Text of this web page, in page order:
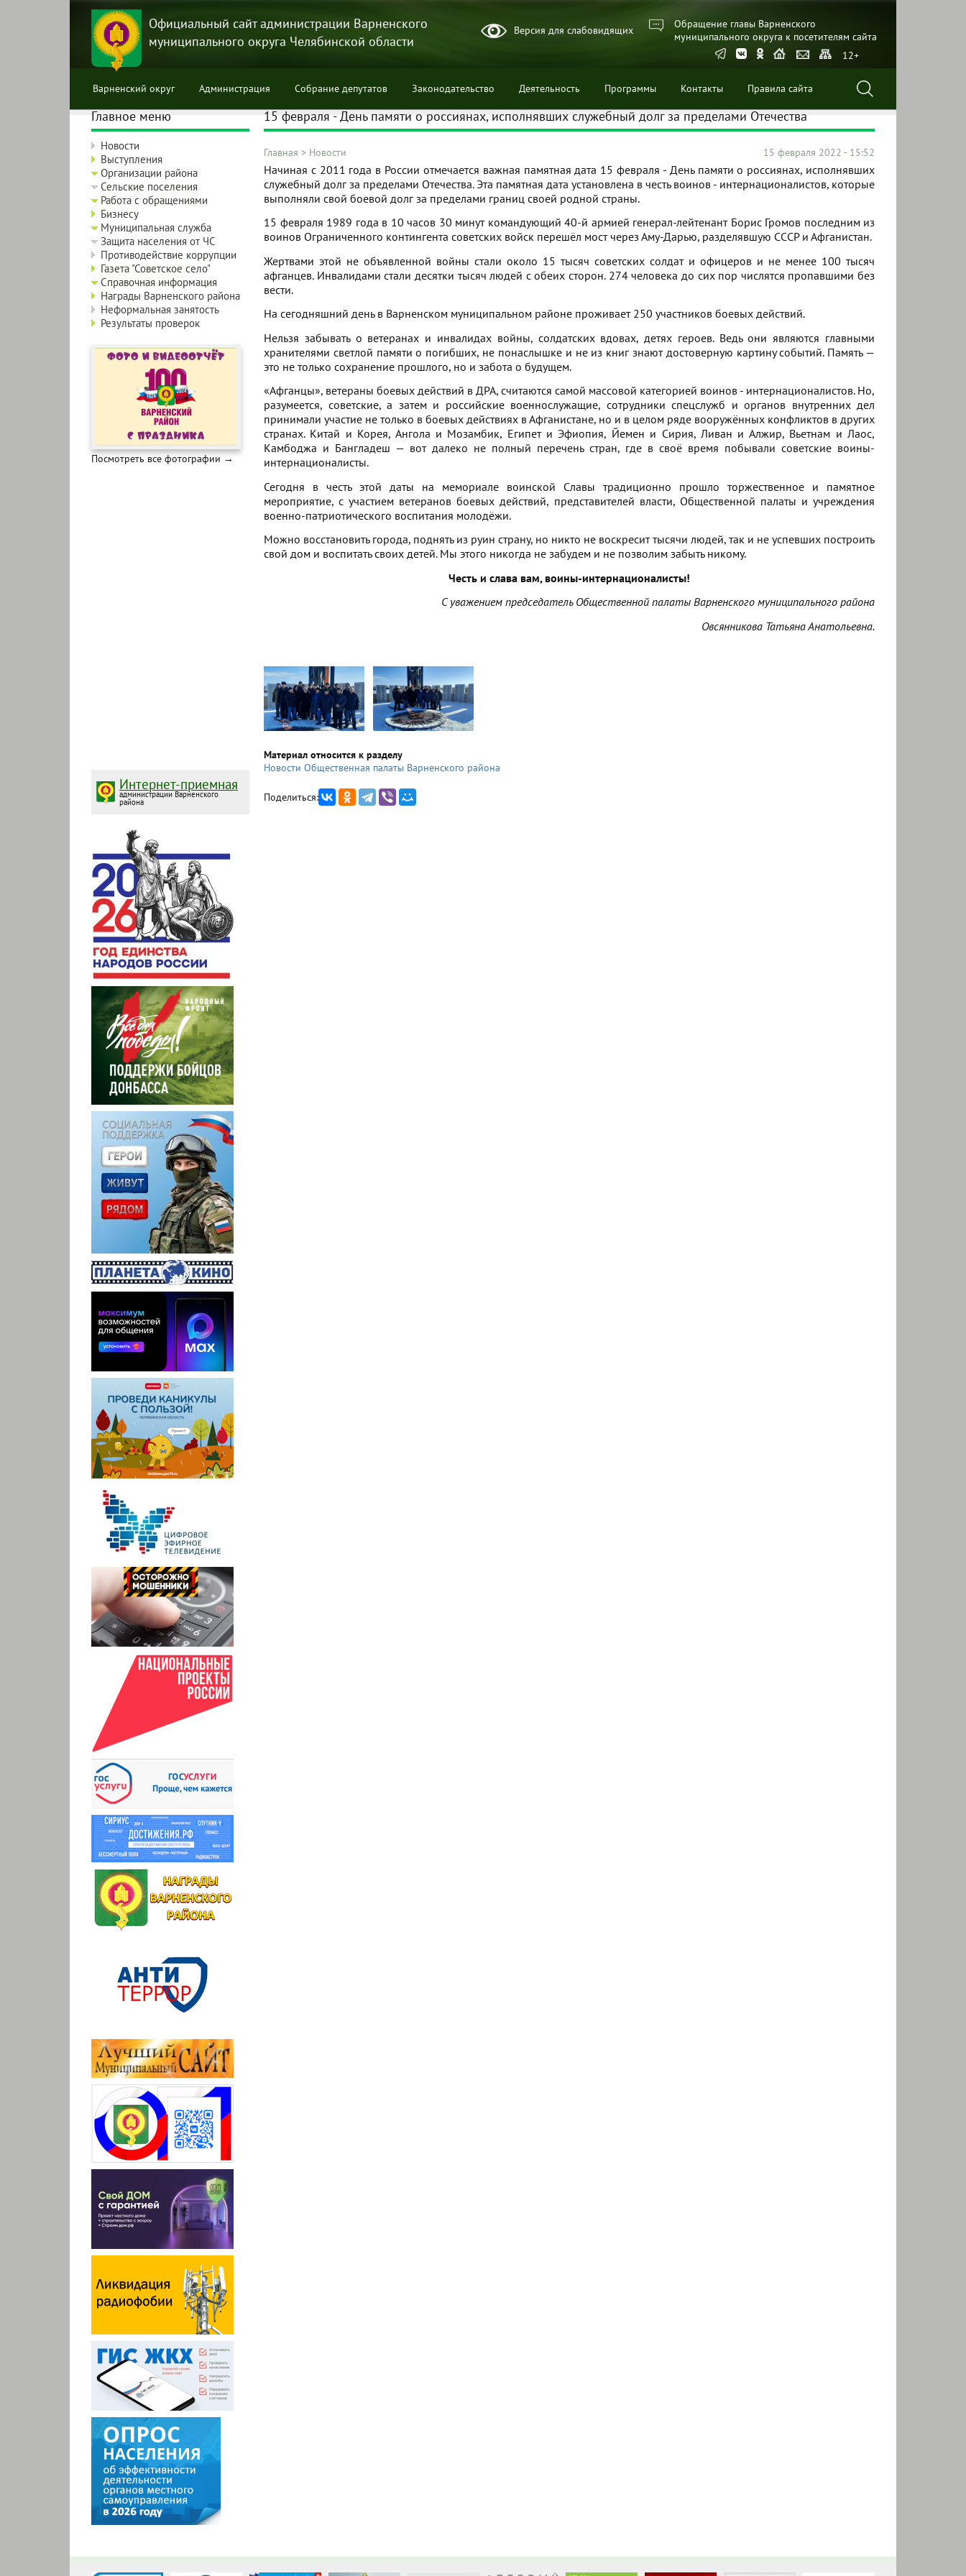
Официальный сайт администрации Варненского
муниципального округа Челябинской области
Версия для слабовидящих
Обращение главы Варненского
муниципального округа к посетителям сайта
12+
Варненский округ Администрация Собрание депутатов Законодательство Деятельность Программы Контакты Правила сайта
15 февраля - День памяти о россиянах, исполнявших служебный долг за пределами Отечества
Строка
навигации
Главная > Новости 15 февраля 2022 - 15:52
Начиная с 2011 года в России отмечается важная памятная дата 15 февраля - День памяти о россиянах, исполнявших
служебный долг за пределами Отечества. Эта памятная дата установлена в честь воинов - интернационалистов, которые
выполняли свой боевой долг за пределами границ своей родной страны.
15 февраля 1989 года в 10 часов 30 минут командующий 40-й армией генерал-лейтенант Борис Громов последним из
воинов Ограниченного контингента советских войск перешёл мост через Аму-Дарью, разделявшую СССР и Афганистан.
Жертвами этой не объявленной войны стали около 15 тысяч советских солдат и офицеров и не менее 100 тысяч
афганцев. Инвалидами стали десятки тысяч людей с обеих сторон. 274 человека до сих пор числятся пропавшими без
вести.
На сегодняшний день в Варненском муниципальном районе проживает 250 участников боевых действий.
Нельзя забывать о ветеранах и инвалидах войны, солдатских вдовах, детях героев. Ведь они являются главными
хранителями светлой памяти о погибших, не понаслышке и не из книг знают достоверную картину событий. Память —
это не только сохранение прошлого, но и забота о будущем.
«Афганцы», ветераны боевых действий в ДРА, считаются самой массовой категорией воинов - интернационалистов. Но,
разумеется, советские, а затем и российские военнослужащие, сотрудники спецслужб и органов внутренних дел
принимали участие не только в боевых действиях в Афганистане, но и в целом ряде вооружённых конфликтов в других
странах. Китай и Корея, Ангола и Мозамбик, Египет и Эфиопия, Йемен и Сирия, Ливан и Алжир, Вьетнам и Лаос,
Камбоджа и Бангладеш — вот далеко не полный перечень стран, где в своё время побывали советские воины-
интернационалисты.
Сегодня в честь этой даты на мемориале воинской Славы традиционно прошло торжественное и памятное
мероприятие, с участием ветеранов боевых действий, представителей власти, Общественной палаты и учреждения
военно-патриотического воспитания молодёжи.
Можно восстановить города, поднять из руин страну, но никто не воскресит тысячи людей, так и не успевших построить
свой дом и воспитать своих детей. Мы этого никогда не забудем и не позволим забыть никому.
Честь и слава вам, воины-интернационалисты!
С уважением председатель Общественной палаты Варненского муниципального района
Овсянникова Татьяна Анатольевна.
Материал относится к разделу
Новости Общественная палаты Варненского района
Поделиться:
Главное меню
Новости
Выступления
Организации района
Сельские поселения
Работа с обращениями
Бизнесу
Муниципальная служба
Защита населения от ЧС
Противодействие коррупции
Газета "Советское село"
Справочная информация
Награды Варненского района
Неформальная занятость
Результаты проверок
Посмотреть все фотографии →
Интернет-приемная
администрации Варненского
района